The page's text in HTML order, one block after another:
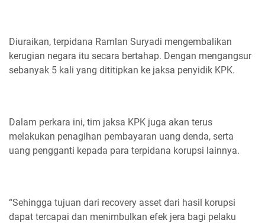
Diuraikan, terpidana Ramlan Suryadi mengembalikan
kerugian negara itu secara bertahap. Dengan mengangsur
sebanyak 5 kali yang dititipkan ke jaksa penyidik KPK.
Dalam perkara ini, tim jaksa KPK juga akan terus
melakukan penagihan pembayaran uang denda, serta
uang pengganti kepada para terpidana korupsi lainnya.
“Sehingga tujuan dari recovery asset dari hasil korupsi
dapat tercapai dan menimbulkan efek jera bagi pelaku